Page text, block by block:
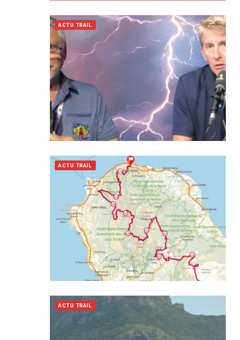
ACTU TRAIL
ACTU TRAIL
ACTU TRAIL